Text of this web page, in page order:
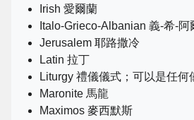
Irish 愛爾蘭
Italo-Grieco-Albanian 義-希-阿
Jerusalem 耶路撒冷
Latin 拉丁
Liturgy 禮儀儀式；可以是任何
Maronite 馬龍
Maximos 麥西默斯